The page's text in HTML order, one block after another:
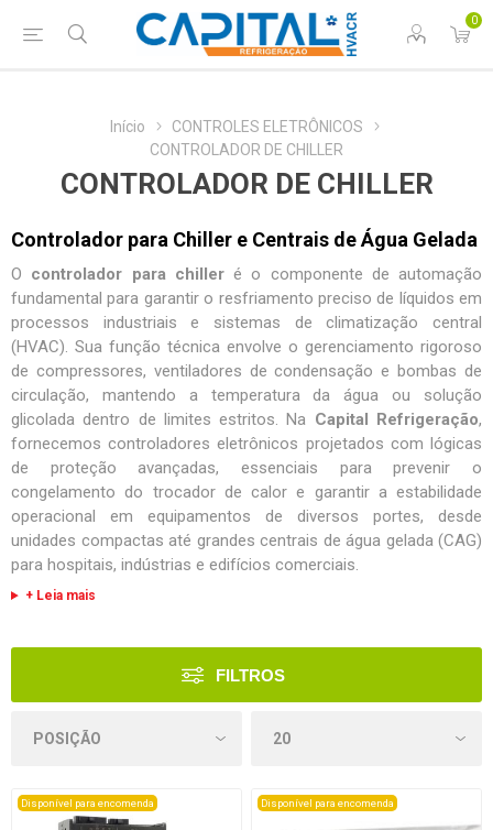
0
Início
CONTROLES ELETRÔNICOS
CONTROLADOR DE CHILLER
CONTROLADOR DE CHILLER
Controlador para Chiller e Centrais de Água Gelada
O controlador para chilleré o componente de automação
fundamental para garantir o resfriamento preciso de líquidos em
processos industriais e sistemas de climatização central
(HVAC). Sua função técnica envolve o gerenciamento rigoroso
de compressores, ventiladores de condensação e bombas de
circulação, mantendo a temperatura da água ou solução
glicolada dentro de limites estritos. Na Capital Refrigeração,
fornecemoscontroladores eletrônicos projetados com lógicas
de proteção avançadas, essenciais para prevenir o
congelamento do trocador de calor e garantir a estabilidade
operacional em equipamentos de diversos portes, desde
unidades compactas até grandes centrais de água gelada (CAG)
para hospitais, indústrias e edifícios comerciais.
+ Leia mais
FILTROS
Disponível para encomenda Disponível para encomenda